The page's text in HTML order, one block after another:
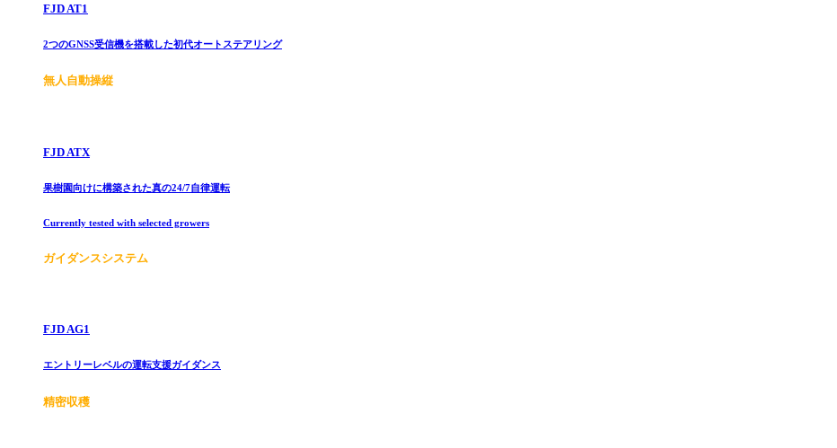
FJD AT1
2つのGNSS受信機を搭載した初代オートステアリング
無人自動操縦
FJD ATX
果樹園向けに構築された真の24/7自律運転
Currently tested with selected growers
ガイダンスシステム
FJD AG1
エントリーレベルの運転支援ガイダンス
精密収穫